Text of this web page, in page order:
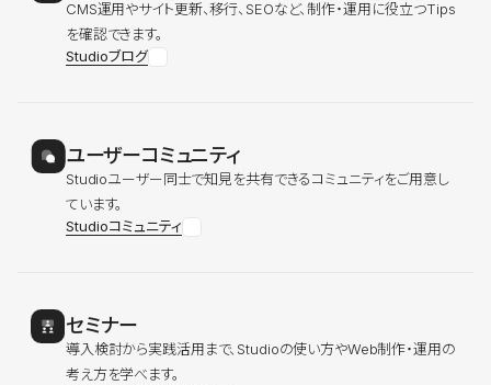
CMS運用やサイト更新、移行、SEOなど、制作・運用に役立つTips
を確認できます。
Studioブログ
ユーザーコミュニティ
Studioユーザー同士で知見を共有できるコミュニティをご用意し
ています。
Studioコミュニティ
セミナー
導入検討から実践活用まで、Studioの使い方やWeb制作・運用の
考え方を学べます。